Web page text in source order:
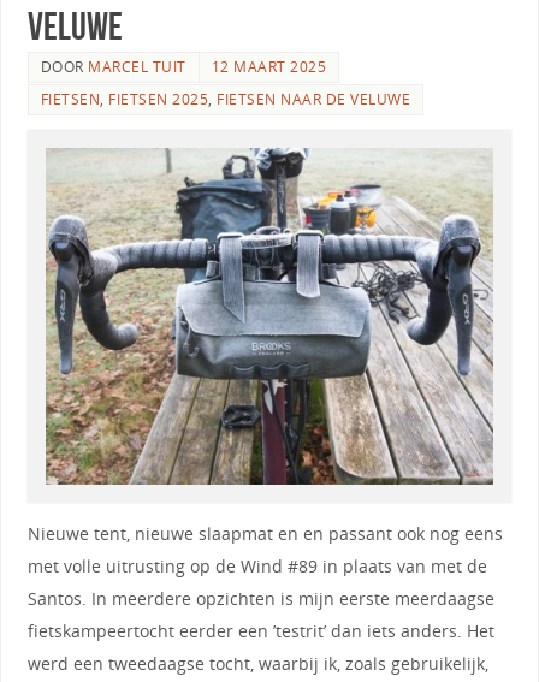
Veluwe
DOOR MARCEL TUIT
12 MAART 2025
FIETSEN, FIETSEN 2025, FIETSEN NAAR DE VELUWE
Nieuwe tent, nieuwe slaapmat en en passant ook nog eens
met volle uitrusting op de Wind #89 in plaats van met de
Santos. In meerdere opzichten is mijn eerste meerdaagse
fietskampeertocht eerder een ’testrit’ dan iets anders. Het
werd een tweedaagse tocht, waarbij ik, zoals gebruikelijk,